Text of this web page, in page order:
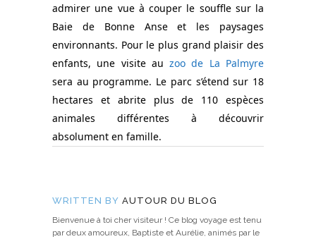
admirer une vue à couper le souffle sur la
Baie de Bonne Anse et les paysages
environnants. Pour le plus grand plaisir des
enfants, une visite auzoo de La Palmyre
sera au programme. Le parc s’étend sur 18
hectares et abrite plus de 110 espèces
animales différentes à découvrir
absolument en famille.
WRITTEN BY AUTOUR DU BLOG
Bienvenue à toi cher visiteur ! Ce blog voyage est tenu
par deux amoureux, Baptiste et Aurélie, animés par le